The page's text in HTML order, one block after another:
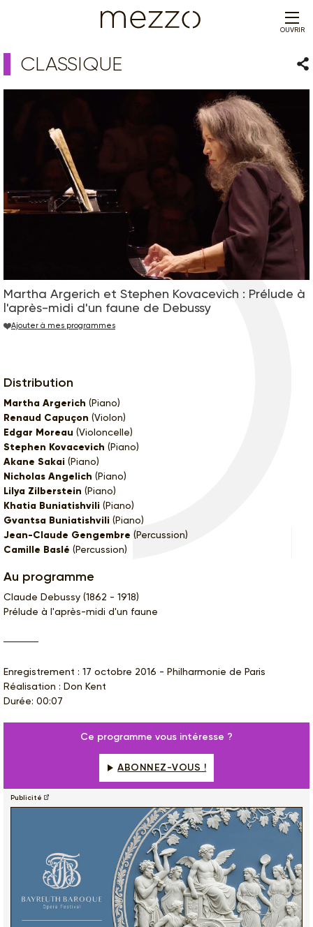
OUVRIR
CLASSIQUE
Martha Argerich et Stephen Kovacevich : Prélude à
l'après-midi d'un faune de Debussy
Ajouter à mes programmes
Distribution
Martha Argerich (Piano)
Renaud Capuçon (Violon)
Edgar Moreau (Violoncelle)
Stephen Kovacevich (Piano)
Akane Sakai (Piano)
Nicholas Angelich (Piano)
Lilya Zilberstein (Piano)
Khatia Buniatishvili (Piano)
Gvantsa Buniatishvili (Piano)
Jean-Claude Gengembre (Percussion)
Camille Baslé (Percussion)
Au programme
Claude Debussy (1862 - 1918)
Prélude à l'après-midi d'un faune
Enregistrement : 17 octobre 2016 - Philharmonie de Paris
Réalisation : Don Kent
Durée: 00:07
Ce programme vous intéresse ?
ABONNEZ-VOUS !
Publicité